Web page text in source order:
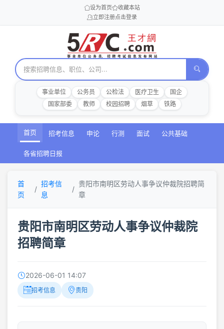
设为首页
收藏本站
立即注册点击登录
事业单位 公务员 公检法 医疗卫生
国企
国家部委
教师 校园招聘 烟草 铁路
首页 招考信息 申论 行测 面试 公共基础
各省招聘日报
首
页
招考信
息
贵阳市南明区劳动人事争议仲裁院招聘简
章
贵阳市南明区劳动人事争议仲裁院
招聘简章
2026-06-01 14:07
招考信息 贵阳